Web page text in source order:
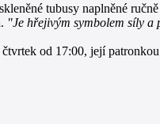
tubusy naplněné
"Je hřejivým symbolem síly a
od 17:00, její